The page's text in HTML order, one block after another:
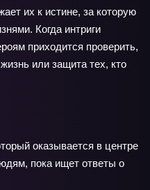
их к истине, за которую
Когда интриги
приходится проверить,
или защита тех, кто
оказывается в центре
пока ищет ответы о